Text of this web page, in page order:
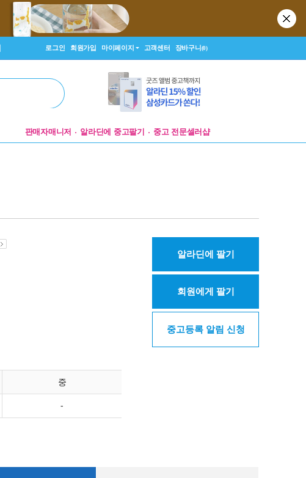
로그인 회원가입 마이페이지 고객센터 장바구니(0)
판매자매니저 알라딘에 중고팔기 중고 전문셀러샵
중
-
알라딘에 팔기
회원에게 팔기
중고등록 알림 신청